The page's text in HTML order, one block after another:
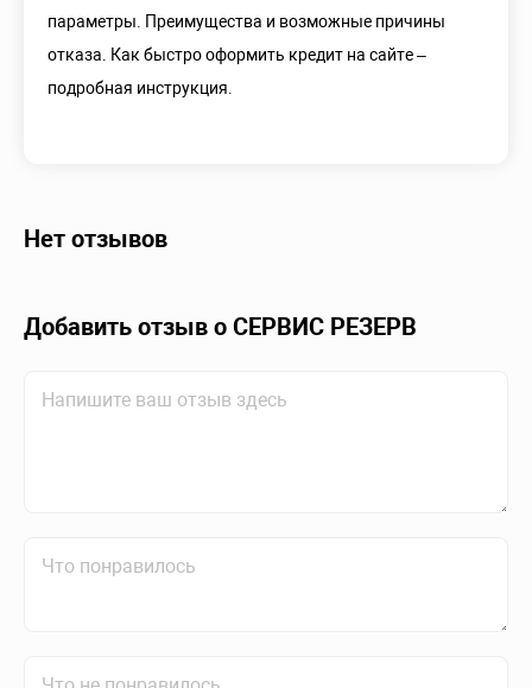
параметры. Преимущества и возможные причины
отказа. Как быстро оформить кредит на сайте –
подробная инструкция.
Нет отзывов
Добавить отзыв о СЕРВИС РЕЗЕРВ